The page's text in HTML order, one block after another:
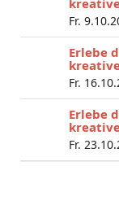
Fr.
Erlebe
Fr.
Erlebe
Fr.